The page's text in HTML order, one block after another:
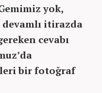
yok,
devamlı itirazda
cevabı
bir fotoğraf